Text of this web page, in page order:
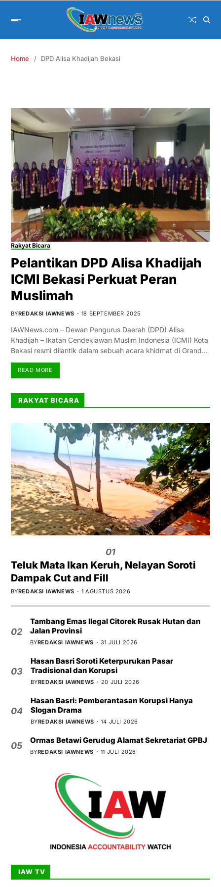
Home DPD Alisa Khadijah Bekasi
Rakyat Bicara
Pelantikan DPD Alisa Khadijah
ICMI Bekasi Perkuat Peran
Muslimah
BYREDAKSI IAWNEWS 18 SEPTEMBER 2025
IAWNews.com – Dewan Pengurus Daerah (DPD) Alisa
Khadijah – Ikatan Cendekiawan Muslim Indonesia (ICMI) Kota
Bekasi resmi dilantik dalam sebuah acara khidmat di Grand…
READ MORE
RAKYAT BICARA
01
Teluk Mata Ikan Keruh, Nelayan Soroti
Dampak Cut and Fill
BYREDAKSI IAWNEWS 1 AGUSTUS 2026
02
Tambang Emas Ilegal Citorek Rusak Hutan dan
Jalan Provinsi
BYREDAKSI IAWNEWS 31 JULI 2026
03
Hasan Basri Soroti Keterpurukan Pasar
Tradisional dan Korupsi
BYREDAKSI IAWNEWS 20 JULI 2026
04
Hasan Basri: Pemberantasan Korupsi Hanya
Slogan Drama
BYREDAKSI IAWNEWS 14 JULI 2026
05
Ormas Betawi Gerudug Alamat Sekretariat GPBJ
BYREDAKSI IAWNEWS 11 JULI 2026
IAW TV